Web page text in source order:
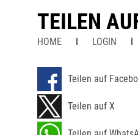
TEILEN
HOME LOGIN
Teilen auf
Teilen auf X